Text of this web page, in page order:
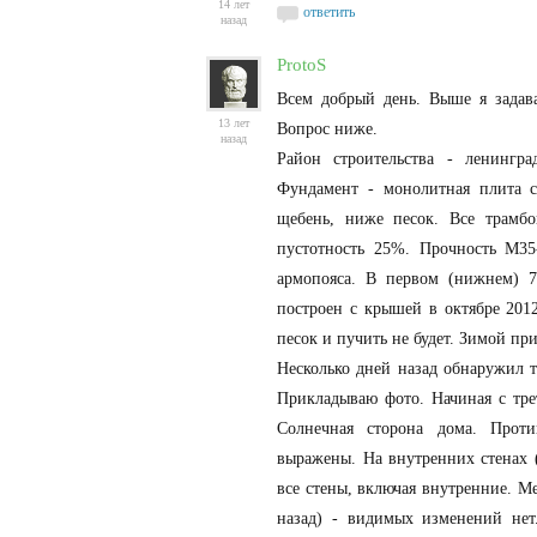
14 лет
назад
ответить
13 лет
назад
ProtoS
Всем добрый день. Выше я
Вопрос ниже.
Район строительства -
Фундамент - монолитная плита
щебень, ниже песок. Все
пустотность 25%. Прочность
армопояса. В первом (нижнем)
построен с крышей в октябре
песок и пучить не будет. Зимой
Несколько дней назад
Прикладываю фото. Начиная с
Солнечная сторона дома.
выражены. На внутренних
все стены, включая внутренние.
назад) - видимых изменений